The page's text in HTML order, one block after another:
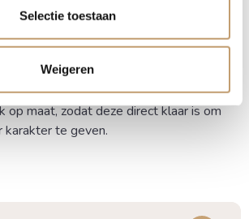
Selectie toestaan
Weigeren
een strakke, zwevende look? Wij
voor een blinde bevestiging.
online eenvoudig en snel.
op maat, zodat deze direct klaar is om
karakter te geven.